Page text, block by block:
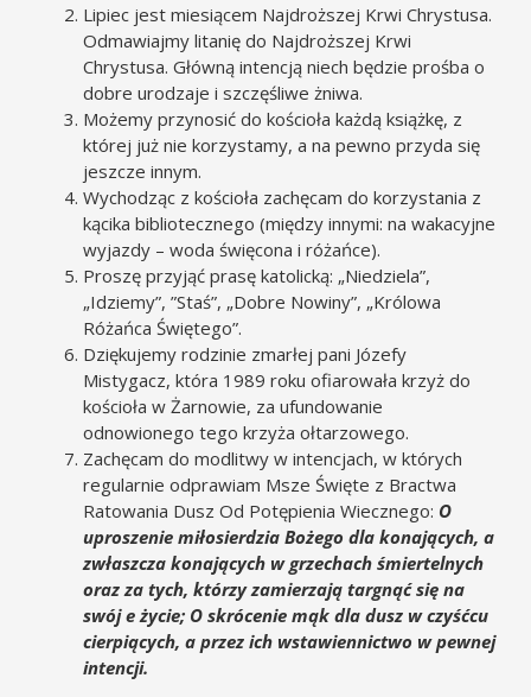
Lipiec jest miesiącem Najdroższej Krwi Chrystusa.
Odmawiajmy litanię do Najdroższej Krwi
Chrystusa. Główną intencją niech będzie prośba o
dobre urodzaje i szczęśliwe żniwa.
Możemy przynosić do kościoła każdą książkę, z
której już nie korzystamy, a na pewno przyda się
jeszcze innym.
Wychodząc z kościoła zachęcam do korzystania z
kącika bibliotecznego (między innymi: na wakacyjne
wyjazdy – woda święcona i różańce).
Proszę przyjąć prasę katolicką: „Niedziela”,
„Idziemy”, ”Staś”, „Dobre Nowiny”, „Królowa
Różańca Świętego”.
Dziękujemy rodzinie zmarłej pani Józefy
Mistygacz, która 1989 roku ofiarowała krzyż do
kościoła w Żarnowie, za ufundowanie
odnowionego tego krzyża ołtarzowego.
Zachęcam do modlitwy w intencjach, w których
regularnie odprawiam Msze Święte z Bractwa
Ratowania Dusz Od Potępienia Wiecznego: O
uproszenie miłosierdzia Bożego dla konających, a
zwłaszcza konających w grzechach śmiertelnych
oraz za tych, którzy zamierzają targnąć się na
swój e życie; O skrócenie mąk dla dusz w czyśćcu
cierpiących, a przez ich wstawiennictwo w pewnej
intencji.